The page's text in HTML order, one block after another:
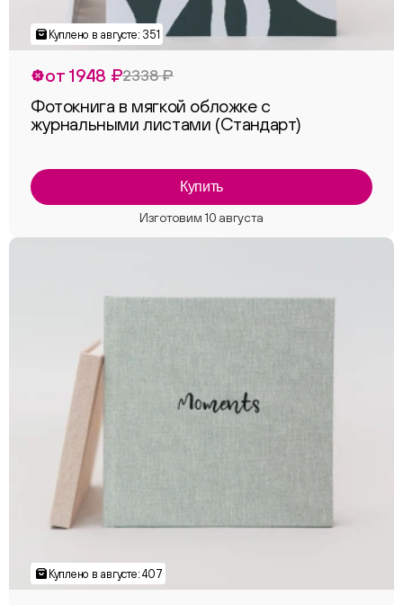
от 1948 ₽2338 ₽
Фотокнига в мягкой обложке с
журнальными листами (Стандарт)
Купить